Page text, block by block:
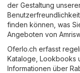
der Gestaltung
finden können, was
Angeboten von
Oferlo.ch erfasst
Kataloge, Lookbooks
Informationen über